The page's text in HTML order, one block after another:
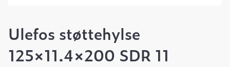
Ulefos støttehylse
125×11.4×200 SDR 11